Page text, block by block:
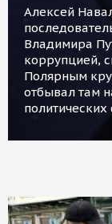
Алексей
Владимира
коррупцией,
Полярным
отбывал там
политических